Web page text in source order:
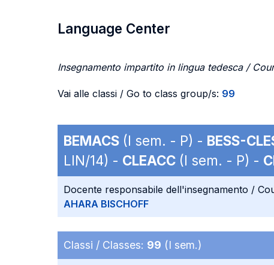
Language Center
Insegnamento impartito in lingua tedesca /
Vai alle classi / Go to class group/s: 99
BEMACS (I sem. - P) - BESS-
LIN/14) - CLEACC (I sem. - P) -
Docente responsabile dell'insegnamento /
AHARA BISCHOFF
Classi / Classes: 99 (I sem.)